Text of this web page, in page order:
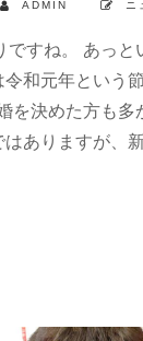
ADMIN ニ
ですね。 あっと
和元年という
を決めた方も多
ありますが、